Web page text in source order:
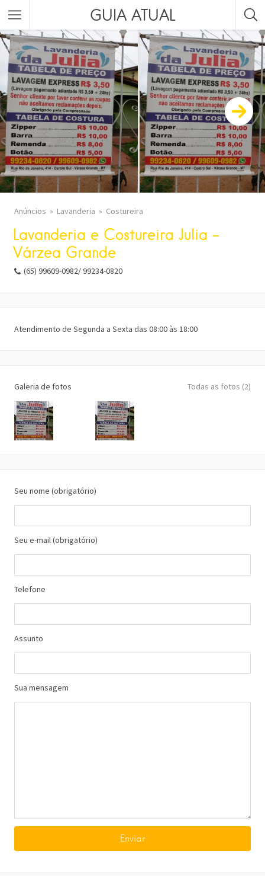
GUIA ATUAL
Anúncios Lavanderia Costureira
Lavanderia e Costureira Julia –
Várzea Grande
(65) 99609-0982/ 99234-0820
Atendimento de Segunda a Sexta das 08:00 às 18:00
Galeria de fotos Todas as fotos (2)
Seu nome (obrigatório)
Seu e-mail (obrigatório)
Telefone
Assunto
Sua mensagem